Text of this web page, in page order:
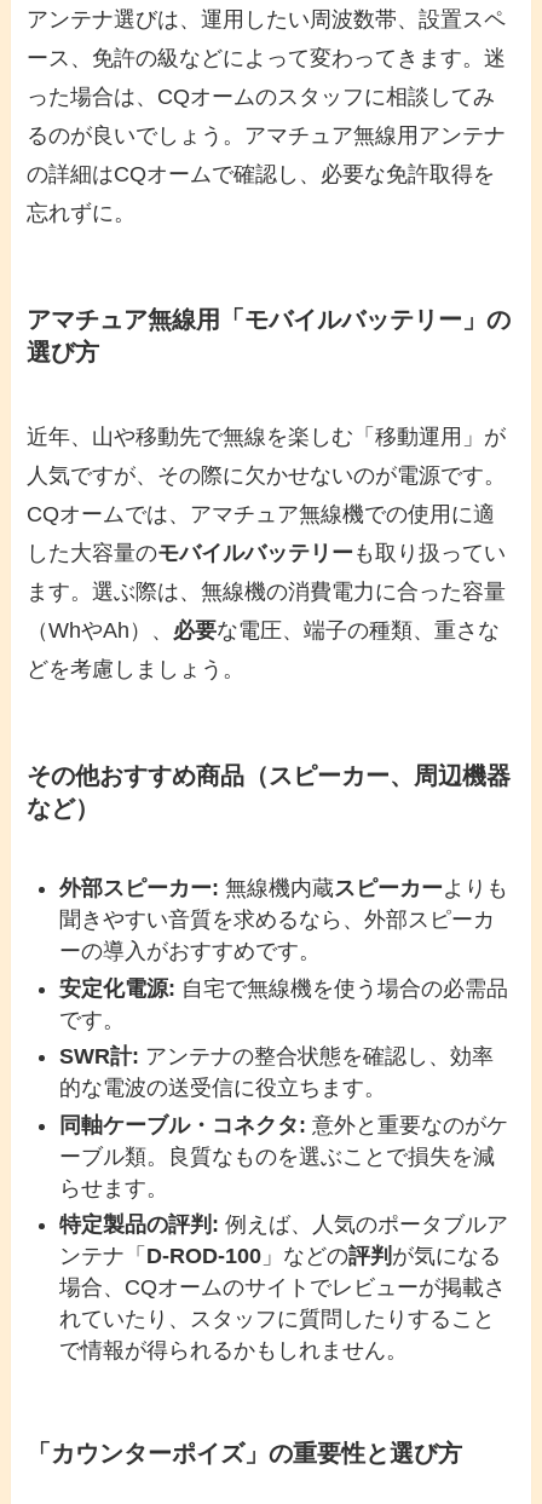
アンテナ選びは、運用したい周波数帯、設置スペ
ース、免許の級などによって変わってきます。迷
った場合は、CQオームのスタッフに相談してみ
るのが良いでしょう。アマチュア無線用アンテナ
の詳細はCQオームで確認し、必要な免許取得を
忘れずに。
アマチュア無線用「モバイルバッテリー」の
選び方
近年、山や移動先で無線を楽しむ「移動運用」が
人気ですが、その際に欠かせないのが電源です。
CQオームでは、アマチュア無線機での使用に適
した大容量のモバイルバッテリー も取り扱ってい
ます。選ぶ際は、無線機の消費電力に合った容量
（WhやAh）、 必要な電圧、端子の種類、重さな
どを考慮しましょう。
その他おすすめ商品（スピーカー、周辺機器
など）
外部スピーカー: 無線機内蔵スピーカーよりも
聞きやすい音質を求めるなら、外部スピーカ
ーの導入がおすすめです。
安定化電源: 自宅で無線機を使う場合の必需品
です。
SWR計: アンテナの整合状態を確認し、効率
的な電波の送受信に役立ちます。
同軸ケーブル・コネクタ: 意外と重要なのがケ
ーブル類。良質なものを選ぶことで損失を減
らせます。
特定製品の評判: 例えば、人気のポータブルア
ンテナ「 D-ROD-100 」などの評判 が気になる
場合、CQオームのサイトでレビューが掲載さ
れていたり、スタッフに質問したりすること
で情報が得られるかもしれません。
「カウンターポイズ」の重要性と選び方